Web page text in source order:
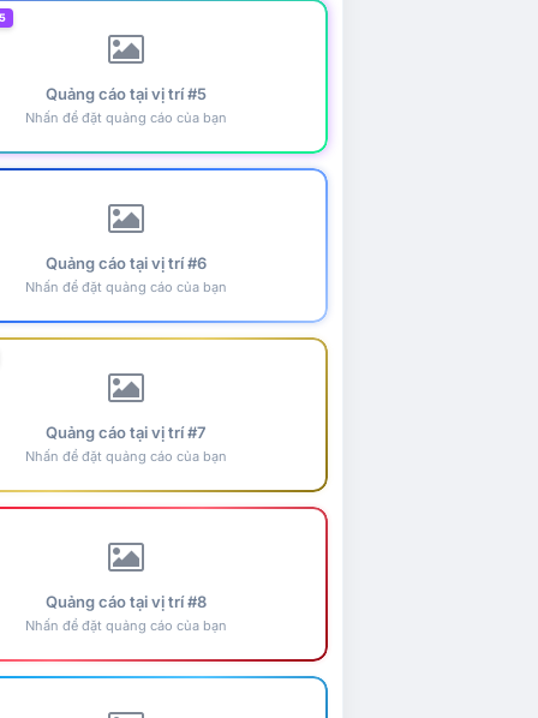
Quảng cáo tại vị trí #5
Nhấn để đặt quảng cáo của bạn
Quảng cáo tại vị trí #6
Nhấn để đặt quảng cáo của bạn
Quảng cáo tại vị trí #7
Nhấn để đặt quảng cáo của bạn
Quảng cáo tại vị trí #8
Nhấn để đặt quảng cáo của bạn